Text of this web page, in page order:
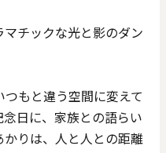
チックな光と影のダン
もと違う空間に変えて
日に、家族との語らい
りは、人と人との距離